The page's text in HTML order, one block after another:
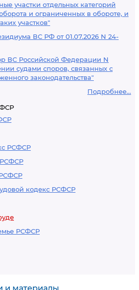
участки отдельных категорий
и ограниченных в обороте, и
участков"
ВС РФ от 01.07.2026 N 24-
ВС Российской Федерации N
судами споров, связанных с
законодательства"
Подробнее...
РСФСР
кодекс РСФСР
РСФСР